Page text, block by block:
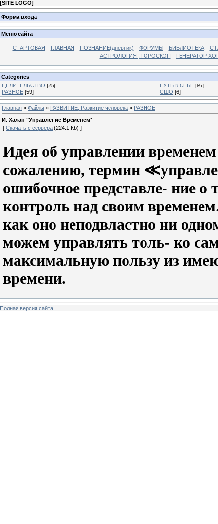
[SITE LOGO]
Форма входа
Меню сайта
СТАРТОВАЯ ГЛАВНАЯ ПОЗНАНИЕ(дневник) ФОРУМЫ БИБЛИОТЕКА
АСТРОЛОГИЯ , ГОРОСКОП
ГЕНЕРАТОР
Categories
ЦЕЛИТЕЛЬСТВО [25] ПУТЬ К СЕБЕ [95]
РАЗНОЕ [59] ОШО [6]
Главная » Файлы » РАЗВИТИЕ, Развитие человека » РАЗНОЕ
И. Халан "Управление Временем"
[ Скачать с сервера (224.1 Kb) ]
Идея об управлении
сожалению, термин
ошибочное представле- ние о
контроль над своим
как оно неподвластно ни
можем управлять толь- ко
максимальную пользу из
времени.
Полная версия сайта